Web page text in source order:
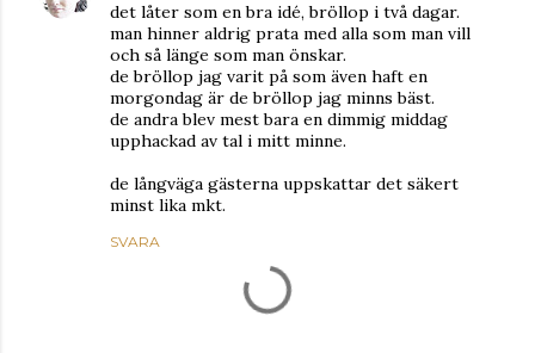
det låter som en bra idé, bröllop i två dagar.
man hinner aldrig prata med alla som man vill
och så länge som man önskar.
de bröllop jag varit på som även haft en
morgondag är de bröllop jag minns bäst.
de andra blev mest bara en dimmig middag
upphackad av tal i mitt minne.
de långväga gästerna uppskattar det säkert
minst lika mkt.
SVARA